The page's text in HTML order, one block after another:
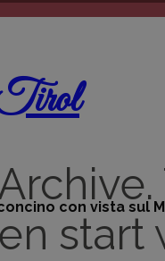
start
Tirol
con vista sul